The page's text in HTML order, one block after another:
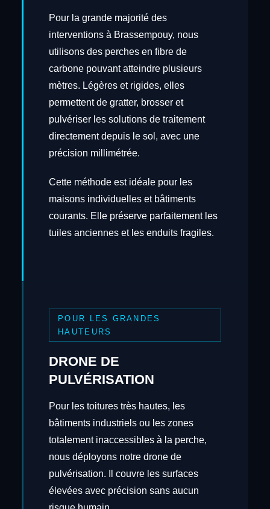
Pour la grande majorité des
interventions à Brassempouy, nous
utilisons des perches en fibre de
carbone pouvant atteindre plusieurs
mètres. Légères et rigides, elles
permettent de gratter, brosser et
pulvériser les solutions de traitement
directement depuis le sol, avec une
précision millimétrée.
Cette méthode est idéale pour les
maisons individuelles et bâtiments
courants. Elle préserve parfaitement les
tuiles anciennes et les enduits fragiles.
POUR LES GRANDES
HAUTEURS
DRONE DE
PULVÉRISATION
Pour les toitures très hautes, les
bâtiments industriels ou les zones
totalement inaccessibles à la perche,
nous déployons notre drone de
pulvérisation. Il couvre les surfaces
élevées avec précision sans aucun